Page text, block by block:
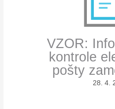
VZOR:
kontrole
pošty
28. 4.